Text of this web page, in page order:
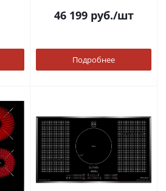
46 199руб./шт
Подробнее